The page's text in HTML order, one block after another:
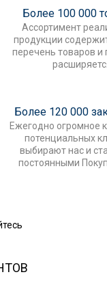
Более 100 000
Ассортимент
продукции
перечень товаров и
Более 120 000
Ежегодно огромное
потенциальных
выбирают нас и
постоянными